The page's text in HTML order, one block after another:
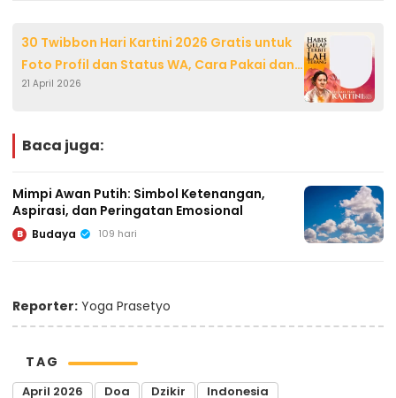
30 Twibbon Hari Kartini 2026 Gratis untuk
Foto Profil dan Status WA, Cara Pakai dan
Desain Inspiratif
21 April 2026
Baca juga:
Mimpi Awan Putih: Simbol Ketenangan,
Aspirasi, dan Peringatan Emosional
B Budaya 109 hari
Reporter: Yoga Prasetyo
TAG
April 2026 Doa Dzikir Indonesia